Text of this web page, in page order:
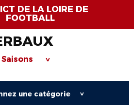
DE LA LOIRE DE
FOOTBALL
Saisons >
une catégorie >